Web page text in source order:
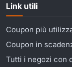
Link utili
Coupon più
Coupon in
Tutti i negozi con